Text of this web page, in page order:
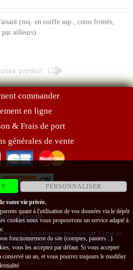
(mq. en coiffe sup., coins frottés,
par ailleurs).
commander
en ligne
& Frais de port
générales de vente
Contact
légale
- La Librairie du Cardinal 32 rue de
- 33170 Gradignan
Lithium Network
PERSONNALISER
votre vie privée.
quant à l'utilisation de vos données via le dépôt
cookies nous vous proposerons un service adapté à
fonctionnement du site (comptes, paniers...).
vous les acceptez par défaut. Si vous accepter
un an, et vous pourrez toujours le modifier
.